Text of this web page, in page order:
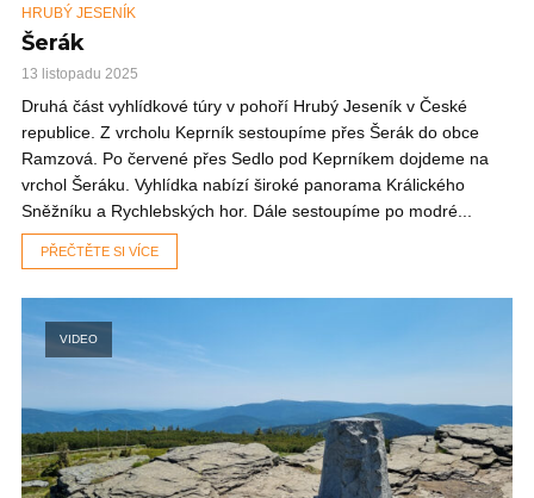
HRUBÝ JESENÍK
Šerák
13 listopadu 2025
Druhá část vyhlídkové túry v pohoří Hrubý Jeseník v České
republice. Z vrcholu Keprník sestoupíme přes Šerák do obce
Ramzová. Po červené přes Sedlo pod Keprníkem dojdeme na
vrchol Šeráku. Vyhlídka nabízí široké panorama Králického
Sněžníku a Rychlebských hor. Dále sestoupíme po modré...
PŘEČTĚTE SI VÍCE
VIDEO